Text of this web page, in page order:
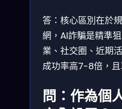
答：核心區別在於
網，AI詐騙是精準
業、社交圈、近期
成功率高7-8倍，
問：作為個